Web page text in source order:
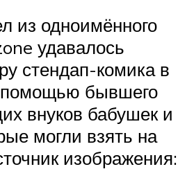
из одноимённого
удавалось
стендап-комика в
бывшего
внуков бабушек и
могли взять на
изображения: